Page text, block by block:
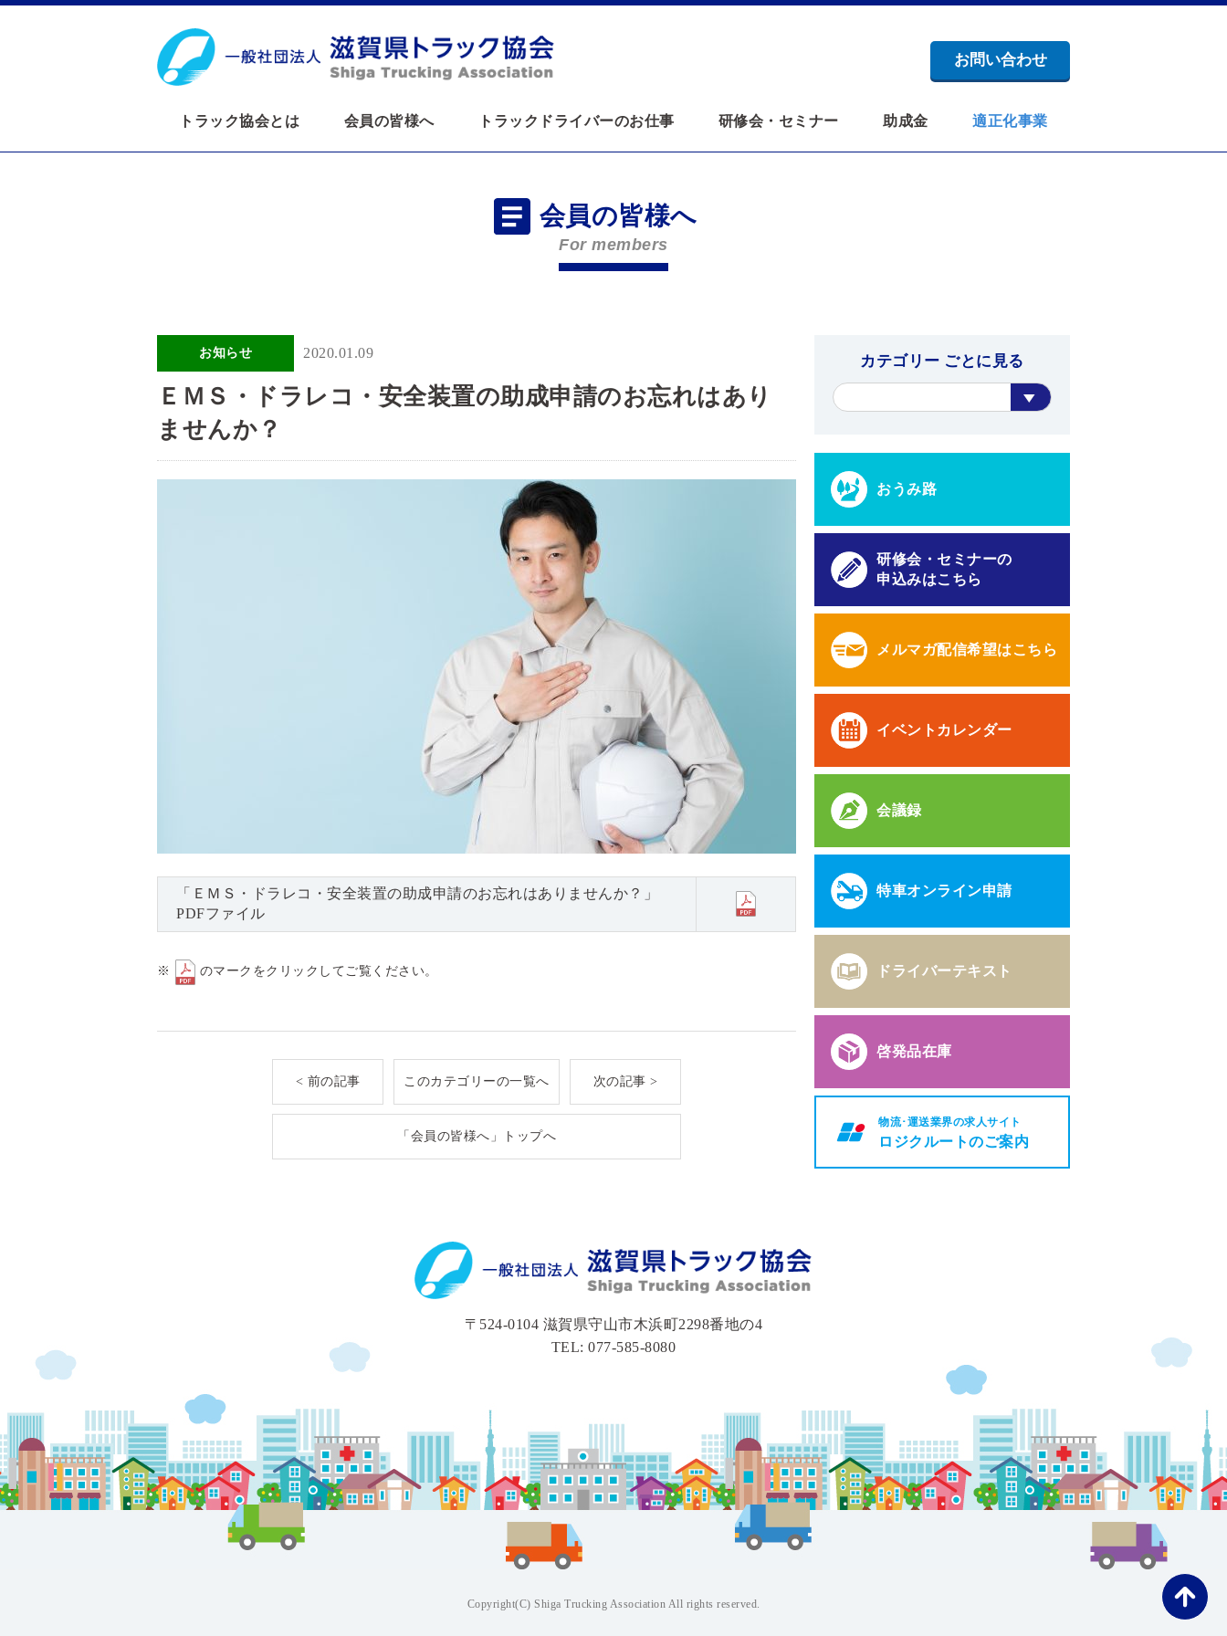
お問い合わせ
トラック協会とは 会員の皆様へ トラックドライバーのお仕事 研修会・セミナー 助成金 適正化事業
会員の皆様へ
For members
お知らせ 2020.01.09
ＥＭＳ・ドラレコ・安全装置の助成申請のお忘れはあり
ませんか？
「ＥＭＳ・ドラレコ・安全装置の助成申請のお忘れはありませんか？」
PDFファイル
※ のマークをクリックしてご覧ください。
< 前の記事 このカテゴリーの一覧へ 次の記事 >
「会員の皆様へ」トップへ
カテゴリー ごとに見る
おうみ路
研修会・セミナーの
申込みはこちら
メルマガ配信希望はこちら
イベントカレンダー
会議録
特車オンライン申請
ドライバーテキスト
啓発品在庫
物流･運送業界の求人サイト
ロジクルートのご案内
〒524-0104 滋賀県守山市木浜町2298番地の4
TEL: 077-585-8080
Copyright(C) Shiga Trucking Association All rights reserved.